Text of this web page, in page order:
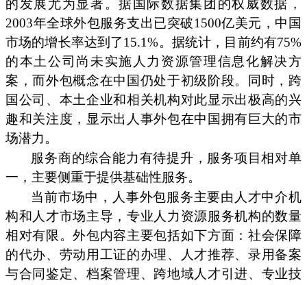
的发展尤为显著。据国际数据集团的权威数据，
2003年全球外包服务支出已突破1500亿美元，中国
市场的增长率达到了15.1%。据统计，目前约有75%
的本土公司尚未实施人力资源管理信息化解决方
案，而外包概念在中国仍处于初级阶段。同时，跨
国公司、本土企业和相关机构对此显示出极高的兴
趣和关注度，显示出人事外包在中国拥有巨大的市
场潜力。
服务商的综合能力有待提升，服务项目相对单
一，主要侧重于提供基础性服务。
当前市场中，人事外包服务主要由人才中介机
构和人才市场主导，专业人力资源服务机构的数量
相对有限。外包内容主要包括如下方面：社会保障
的代办、劳动用工证的办理、人才推荐、录用备案
与合同鉴定、档案管理、跨地域人才引进、专业技